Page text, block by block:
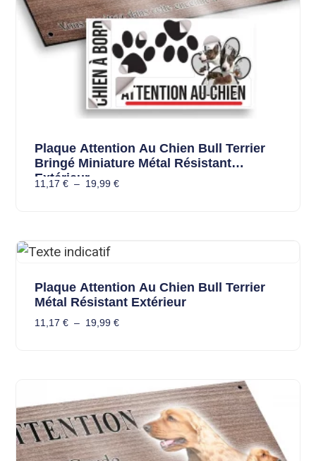
Plaque Attention Au Chien Bull Terrier
Bringé Miniature Métal Résistant
Extérieur
11,17 € – 19,99 €
Plaque Attention Au Chien Bull Terrier
Métal Résistant Extérieur
11,17 € – 19,99 €